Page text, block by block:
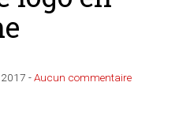
-Aucun commentaire